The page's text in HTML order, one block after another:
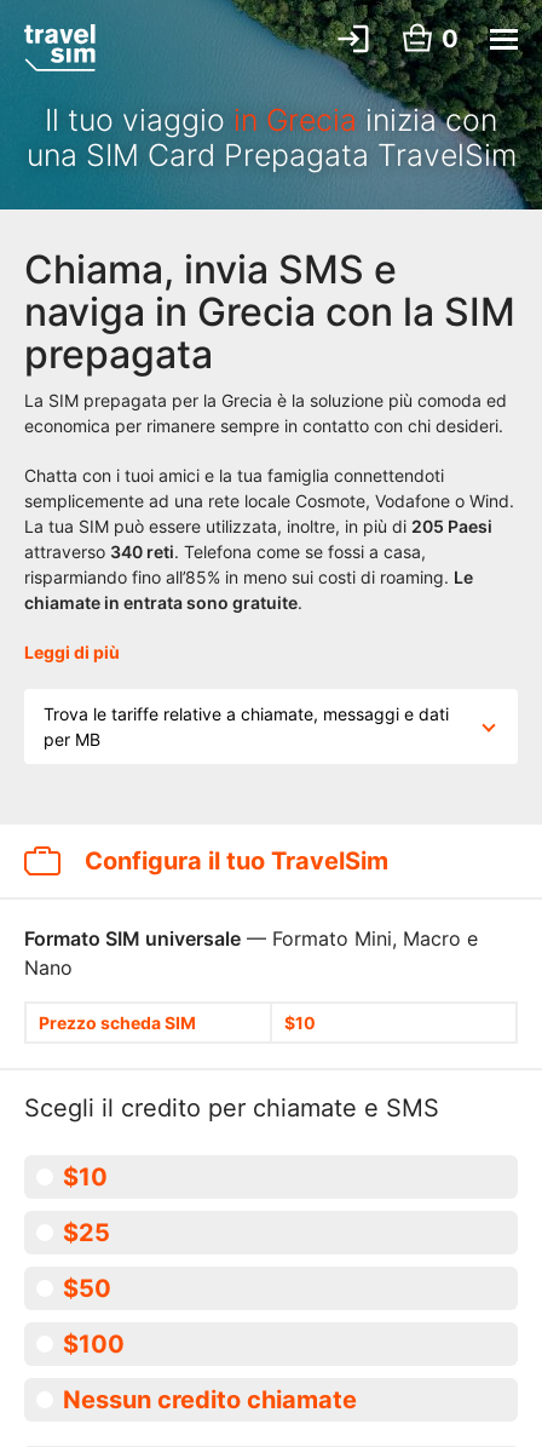
0
Il tuo viaggio in Grecia inizia con
una SIM Card Prepagata TravelSim
Chiama, invia SMS e
naviga in Grecia con la SIM
prepagata
La SIM prepagata per la Grecia è la soluzione più comoda ed
economica per rimanere sempre in contatto con chi desideri.
Chatta con i tuoi amici e la tua famiglia connettendoti
semplicemente ad una rete locale Cosmote, Vodafone o Wind.
La tua SIM può essere utilizzata, inoltre, in più di 205 Paesi
attraverso 340 reti. Telefona come se fossi a casa,
risparmiando fino all’85% in meno sui costi di roaming. Le
chiamate in entrata sono gratuite.
Leggi di più
Trova le tariffe relative a chiamate, messaggi e dati
per MB
Configura il tuo TravelSim
Formato SIM universale — Formato Mini, Macro e
Nano
Prezzo scheda SIM $10
Scegli il credito per chiamate e SMS
$10
$25
$50
$100
Nessun credito chiamate